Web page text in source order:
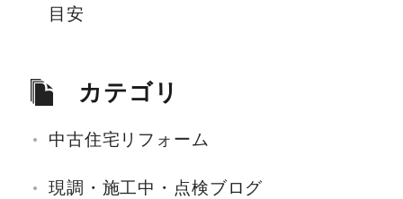
目安
カテゴリ
中古住宅リフォーム
現調・施工中・点検ブログ